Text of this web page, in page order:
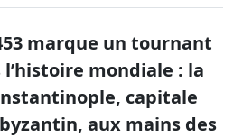
marque un tournant
mondiale : la
capitale
aux mains des